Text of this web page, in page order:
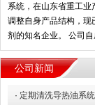
系统，在山东省重工
调整自身产品结构，现
剂的知名企业。 公司自
公司新闻
· 定期清洗导热油系